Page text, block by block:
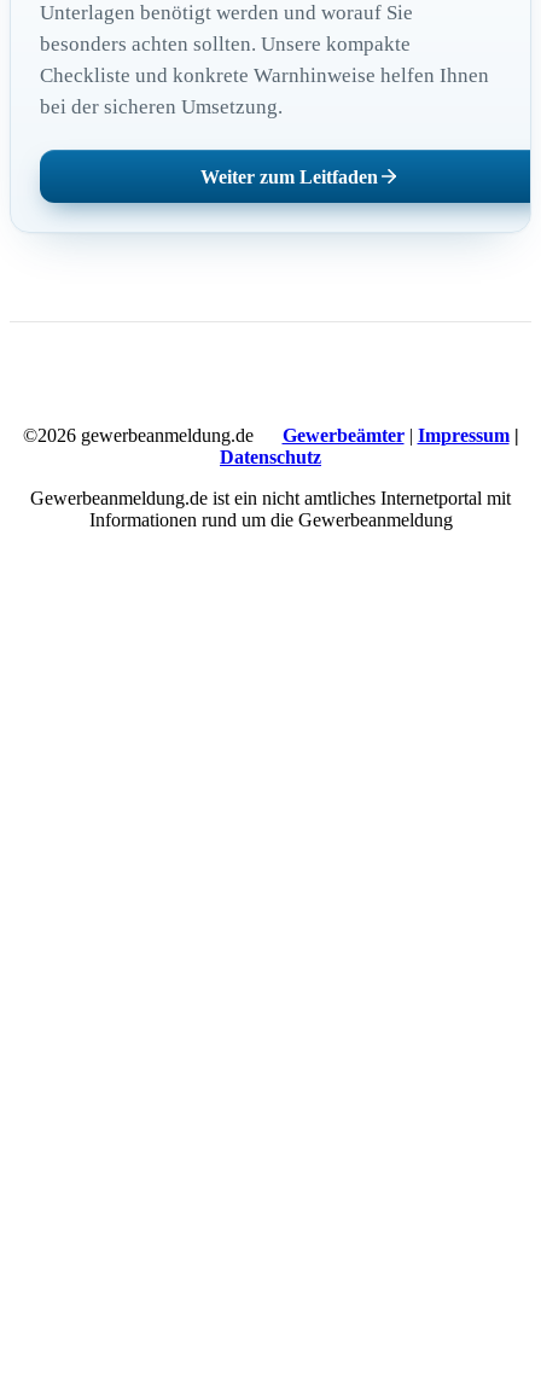
Unterlagen benötigt werden und worauf Sie
besonders achten sollten. Unsere kompakte
Checkliste und konkrete Warnhinweise helfen Ihnen
bei der sicheren Umsetzung.
Weiter zum Leitfaden
©2026 gewerbeanmeldung.de Gewerbeämter| Impressum|
Datenschutz
Gewerbeanmeldung.de ist ein nicht amtliches Internetportal mit
Informationen rund um die Gewerbeanmeldung